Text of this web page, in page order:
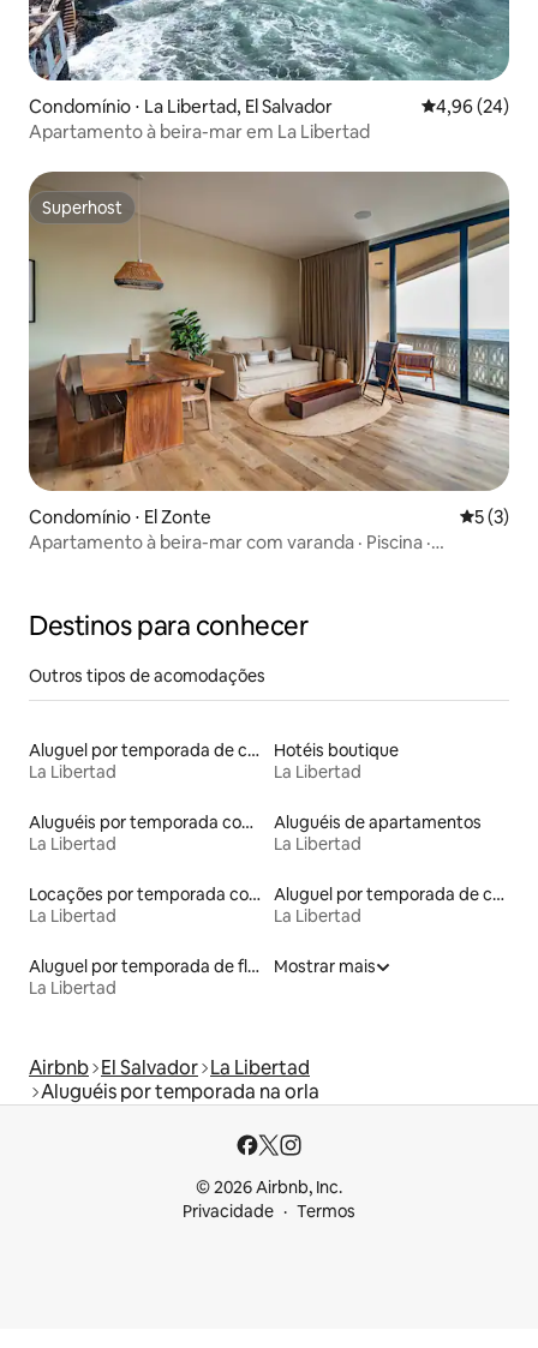
Condomínio ⋅ La Libertad, El Salvador 4,96 de uma
4,96 (24)
Apartamento à beira-mar em La Libertad
Superhost
Superhost
Condomínio ⋅ El Zonte 5 de
5 (3)
Apartamento à beira-mar com varanda · Piscina ·
Destinos para conhecer
Outros tipos de acomodações
Aluguel por temporada de casas de veraneio
La Libertad
Hotéis boutique
La Libertad
Aluguéis por temporada com café da manhã
La Libertad
Aluguéis de apartamentos
La Libertad
Locações por temporada com piscina
La Libertad
Aluguel por temporada de casas de hóspedes
La Libertad
Aluguel por temporada de flats
La Libertad
Mostrar mais
Airbnb El Salvador La Libertad
Aluguéis por temporada na orla
© 2026 Airbnb, Inc.
Privacidade
Termos